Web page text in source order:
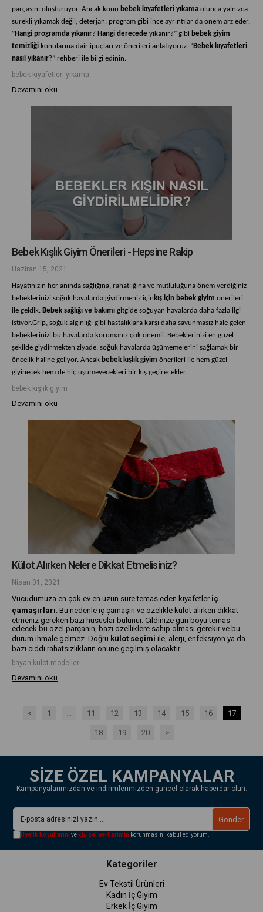
parçasını oluşturuyor. Ancak konu bebek kıyafetleri yıkama olunca yalnızca
sürekli yıkamak değil; deterjan, program gibi ince ayrıntılar da önem arz eder.
“Hangi programda yıkanır? Hangi derecede yıkanır?” gibi bebek giyim
temizliği konularına dair ipuçları ve önerileri anlatıyoruz. “Bebek kıyafetleri
nasıl yıkanır?” rehberi ile bilgi edinin.
bebek kıyafetleri yıkama
Devamını oku
Bebek Kışlık Giyim Önerileri - Hepsine Rakip
Haziran 15, 2021
Hayatınızın her anında sağlığına, rahatlığına ve mutluluğuna önem verdiğiniz
bebeklerinizi soğuk havalarda giydirmeniz için kış için bebek giyim önerileri
ile geldik. Bebek sağlığı ve bakımı gitgide soğuyan havalarda daha fazla ilgi
istiyor.Grip, soğuk algınlığı gibi hastalıklara karşı daha savunmasız hale gelen
bebeklerinizi bu havalarda korumanız çok önemli. Bebeklerinizi en güzel
şekilde giydirmekten ziyade, soğuk havalarda üşümemelerini sağlamak bir
öncelik haline geliyor. Ancak bebek kışlık giyim önerileri ile hem güzel
giyinecek hem de hiç üşümeyecekleri bir kış geçirecekler.
bebek kışlık giyim
Devamını oku
Külot Alırken Nelere Dikkat Etmelisiniz?
Nisan 01, 2021
Vücudumuza en çok ev en uzun süre temas eden kıyafetler iç
çamaşırları. Bu nedenle iç çamaşırı ve özelikle külot alırken dikkat
etmeniz gereken bazı hususlar bulunur. Cildinize gün boyu temas
edecek bu özel parçanın, bazı özelliklere sahip olması gerekir ve bu
durum ihmale gelmez. Doğru külot seçimi ile, alerji, enfeksiyon ya da
bazı ciddi rahatsızlıkların önüne geçilmiş olacaktır.
bayan külot modelleri
Devamını oku
< 1 ... 11 12 13 14 15 16 17
18 19 20 >
SİZE ÖZEL KAMPANYALAR
Kampanyalarımızdan ve indirimlerimizden güncel olarak haberdar olun.
Gönder
Üyelik koşullarını ve kişisel verilerimin korunmasını kabul ediyorum.
Kategoriler
Ev Tekstil Ürünleri
Kadın İç Giyim
Erkek İç Giyim